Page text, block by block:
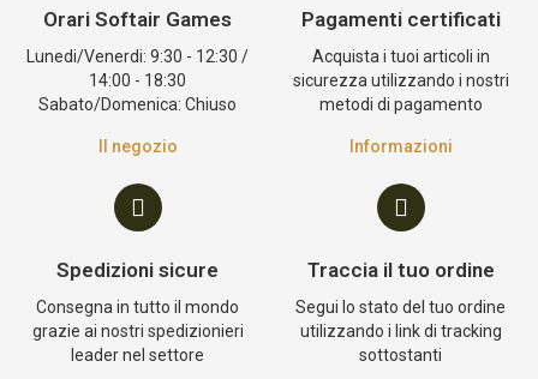
Orari Softair Games
Lunedi/Venerdi: 9:30 - 12:30 /
14:00 - 18:30
Sabato/Domenica: Chiuso
Il negozio
Pagamenti certificati
Acquista i tuoi articoli in
sicurezza utilizzando i nostri
metodi di pagamento
Informazioni
Spedizioni sicure
Consegna in tutto il mondo
grazie ai nostri spedizionieri
leader nel settore
Traccia il tuo ordine
Segui lo stato del tuo ordine
utilizzando i link di tracking
sottostanti